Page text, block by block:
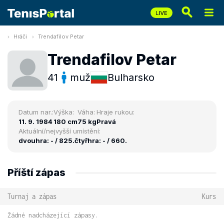
Hráči Trendafilov Petar
Trendafilov Petar
41 muž Bulharsko
Datum nar.:
11. 9. 1984
Výška:
180 cm
Váha:
75 kg
Hraje rukou:
Pravá
Aktuální/nejvyšší umístění:
dvouhra: - / 825.čtyřhra: - / 660.
Příští zápas
Turnaj a zápas Kurs
Žádné nadcházející zápasy.